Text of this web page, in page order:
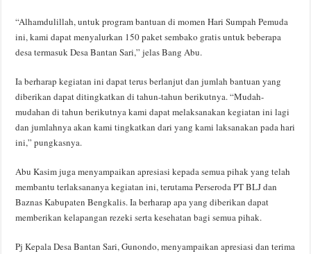
“Alhamdulillah, untuk program bantuan di momen Hari Sumpah Pemuda
ini, kami dapat menyalurkan 150 paket sembako gratis untuk beberapa
desa termasuk Desa Bantan Sari,” jelas Bang Abu.
Ia berharap kegiatan ini dapat terus berlanjut dan jumlah bantuan yang
diberikan dapat ditingkatkan di tahun-tahun berikutnya. “Mudah-
mudahan di tahun berikutnya kami dapat melaksanakan kegiatan ini lagi
dan jumlahnya akan kami tingkatkan dari yang kami laksanakan pada hari
ini,” pungkasnya.
Abu Kasim juga menyampaikan apresiasi kepada semua pihak yang telah
membantu terlaksananya kegiatan ini, terutama Perseroda PT BLJ dan
Baznas Kabupaten Bengkalis. Ia berharap apa yang diberikan dapat
memberikan kelapangan rezeki serta kesehatan bagi semua pihak.
Pj Kepala Desa Bantan Sari, Gunondo, menyampaikan apresiasi dan terima